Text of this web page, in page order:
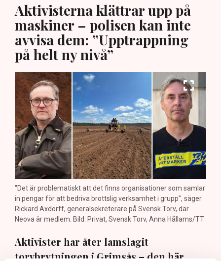
Aktivisterna klättrar upp på
maskiner – polisen kan inte
avvisa dem: ”Upptrappning
på helt ny nivå”
"Det är problematiskt att det finns organisationer som samlar
in pengar för att bedriva brottslig verksamhet i grupp", säger
Rickard Axdorff, generalsekreterare på Svensk Torv, där
Neova är medlem. Bild: Privat, Svensk Torv, Anna Hållams/TT
Aktivister har åter lamslagit
torvbrytningen i Grimsås – den här